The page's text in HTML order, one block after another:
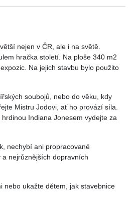
nejen v ČR, ale i na světě.
hračka století. Na ploše 340 m2
Na jejich stavbu bylo použito
soubojů, nebo do věku, kdy
Mistru Jodovi, ať ho provází síla.
Indiana Jonesem vydejte za
nechybí ani propracované
a nejrůznějších dopravních
nebo ukažte dětem, jak stavebnice